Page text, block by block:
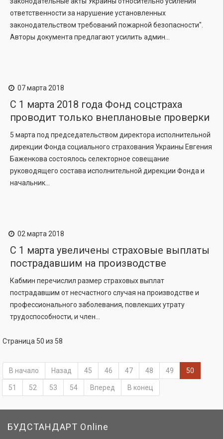
ответственности за нарушение установленных
законодательством требований пожарной безопасности".
Авторы документа предлагают усилить админ...
07 марта 2018
С 1 марта 2018 года Фонд соцстраха
проводит только внеплановые проверки
5 марта под председательством директора исполнительной
дирекции Фонда социального страхования Украины Евгения
Баженкова состоялось селекторное совещание
руководящего состава исполнительной дирекции Фонда и
начальник...
02 марта 2018
С 1 марта увеличены страховые выплаты
пострадавшим на производстве
Кабмин перечислил размер страховых выплат
пострадавшим от несчастного случая на производстве и
профессионального заболевания, повлекших утрату
трудоспособности, и член...
Страница 50 из 58
В начало Назад 45 46 47 48 49 50
51 52 53 54 Вперед В конец
БУДСТАНДАРТ Online